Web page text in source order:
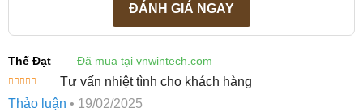
ĐÁNH GIÁ NGAY
Thế Đạt Đã mua tại vnwintech.com
hạng55
Tư vấn nhiệt tình cho khách hàng
Thảo luận • 19/02/2025